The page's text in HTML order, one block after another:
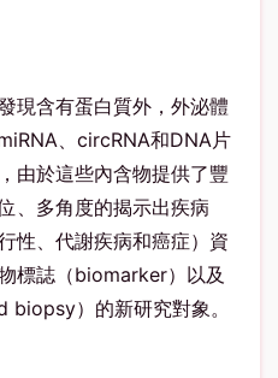
現含有蛋白質外，外泌體
、circRNA和DNA片
由於這些內含物提供了豐
、多角度的揭示出疾病
性、代謝疾病和癌症）資
標誌（biomarker）以及
）的新研究對象。